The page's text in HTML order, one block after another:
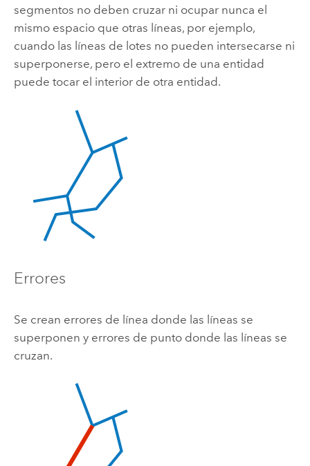
segmentos no deben cruzar ni ocupar nunca el
mismo espacio que otras líneas, por ejemplo,
cuando las líneas de lotes no pueden intersecarse ni
superponerse, pero el extremo de una entidad
puede tocar el interior de otra entidad.
Errores
Se crean errores de línea donde las líneas se
superponen y errores de punto donde las líneas se
cruzan.